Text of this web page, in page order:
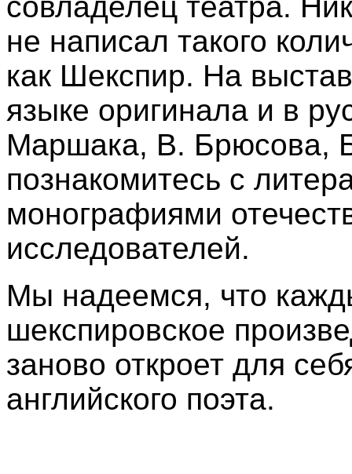
не написал такого
как Шекспир. На
языке оригинала и в
Маршака, В. Брюсова,
познакомитесь с
монографиями
исследователей.
Мы надеемся, что
шекспировское
заново откроет для
английского поэта.